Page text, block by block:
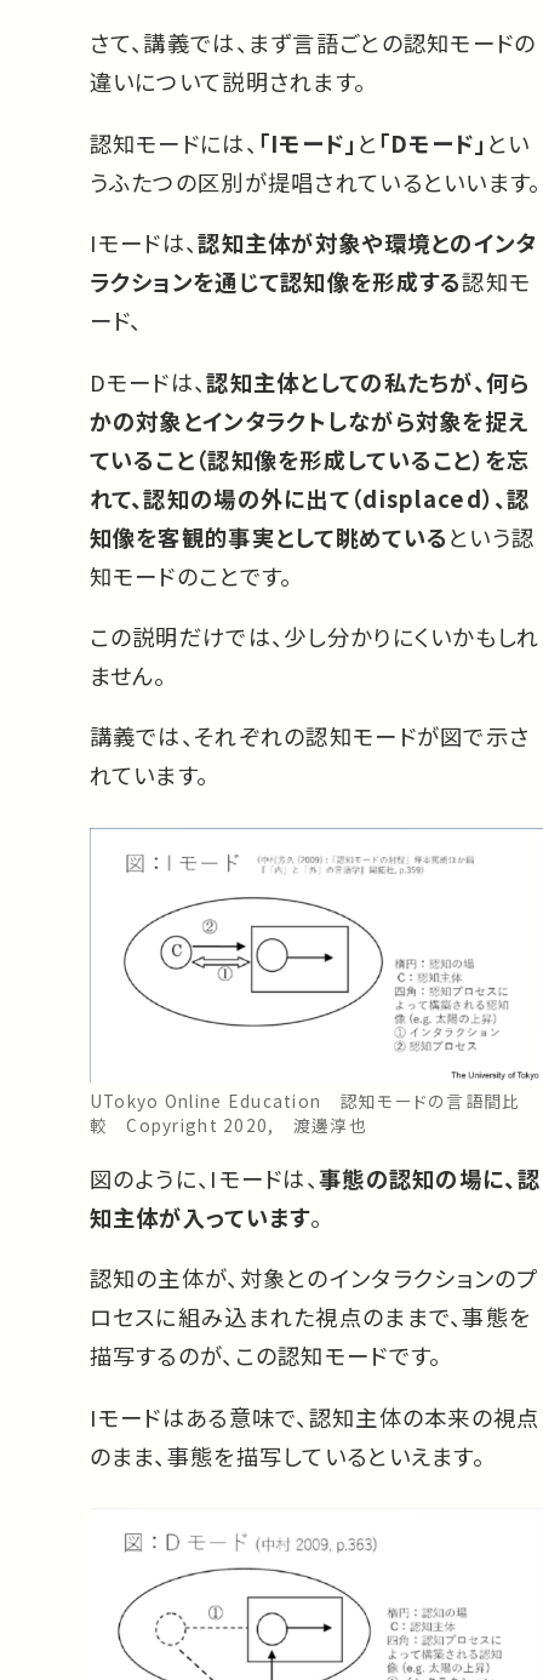
さて、講義では、まず言語ごとの認知モードの
違いについて説明されます。
認知モードには、 「Iモード」 と「Dモード」 とい
うふたつの区別が提唱されているといいます。
Iモードは、認知主体が対象や環境とのインタ
ラクションを通じて認知像を形成する認知モ
ード、
Dモードは、認知主体としての私たちが、何ら
かの対象とインタラクトしながら対象を捉え
ていること（認知像を形成していること）を忘
れて、認知の場の外に出て（displaced）、認
知像を客観的事実として眺めているという認
知モードのことです。
この説明だけでは、少し分かりにくいかもしれ
ません。
講義では、それぞれの認知モードが図で示さ
れています。
UTokyo Online Education 認知モードの言語間比
較 Copyright 2020, 渡邊淳也
図のように、Iモードは、事態の認知の場に、認
知主体が入っています。
認知の主体が、対象とのインタラクションのプ
ロセスに組み込まれた視点のままで、事態を
描写するのが、この認知モードです。
Iモードはある意味で、認知主体の本来の視点
のまま、事態を描写しているといえます。